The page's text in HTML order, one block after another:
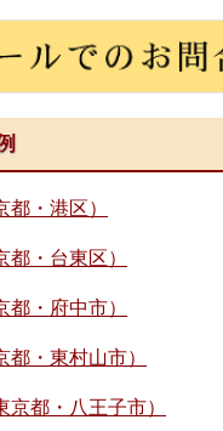
・港区）
・台東区）
都・府中市）
・東村山市）
京都・八王子市）